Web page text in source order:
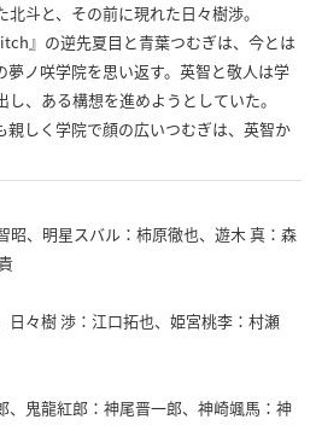
斗と、その前に現れた日々樹渉。
』の逆先夏目と青葉つむぎは、今とは
ノ咲学院を思い返す。英智と敬人は学
、ある構想を進めようとしていた。
親しく学院で顔の広いつむぎは、英智か
昭、明星スバル：柿原徹也、遊木 真：森
日々樹 渉：江口拓也、姫宮桃李：村瀬
、鬼龍紅郎：神尾晋一郎、神崎颯馬：神